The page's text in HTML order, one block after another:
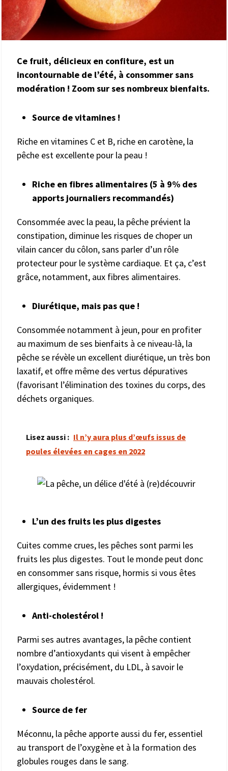
Ce fruit, délicieux en confiture, est un
incontournable de l’été, à consommer sans
modération ! Zoom sur ses nombreux bienfaits.
Source de vitamines !
Riche en vitamines C et B, riche en carotène, la
pêche est excellente pour la peau !
Riche en fibres alimentaires (5 à 9% des
apports journaliers recommandés)
Consommée avec la peau, la pêche prévient la
constipation, diminue les risques de choper un
vilain cancer du côlon, sans parler d’un rôle
protecteur pour le système cardiaque. Et ça, c’est
grâce, notamment, aux fibres alimentaires.
Diurétique, mais pas que !
Consommée notamment à jeun, pour en profiter
au maximum de ses bienfaits à ce niveau-là, la
pêche se révèle un excellent diurétique, un très bon
laxatif, et offre même des vertus dépuratives
(favorisant l’élimination des toxines du corps, des
déchets organiques.
Lisez aussi : Il n’y aura plus d’œufs issus de
poules élevées en cages en 2022
L’un des fruits les plus digestes
Cuites comme crues, les pêches sont parmi les
fruits les plus digestes. Tout le monde peut donc
en consommer sans risque, hormis si vous êtes
allergiques, évidemment !
Anti-cholestérol !
Parmi ses autres avantages, la pêche contient
nombre d’antioxydants qui visent à empêcher
l’oxydation, précisément, du LDL, à savoir le
mauvais cholestérol.
Source de fer
Méconnu, la pêche apporte aussi du fer, essentiel
au transport de l’oxygène et à la formation des
globules rouges dans le sang.